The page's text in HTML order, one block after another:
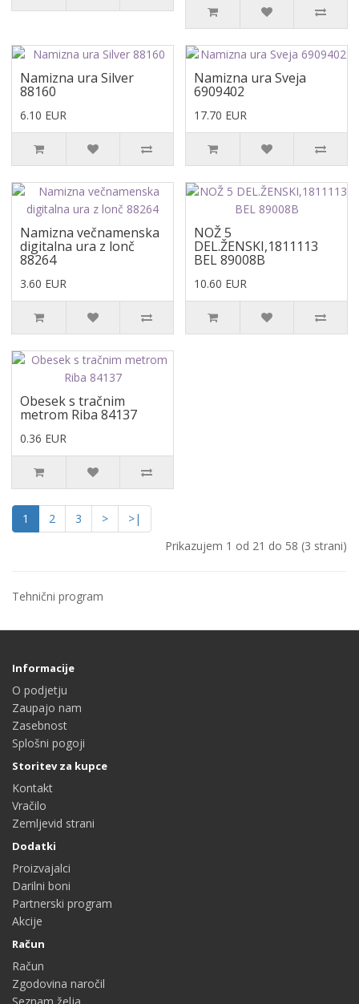
Namizna ura Silver
88160
6.10 EUR
Namizna ura Sveja
6909402
17.70 EUR
Namizna večnamenska
digitalna ura z lonč
88264
3.60 EUR
NOŽ 5
DEL.ŽENSKI,1811113
BEL 89008B
10.60 EUR
Obesek s tračnim
metrom Riba 84137
0.36 EUR
1 2 3 >
>|
Prikazujem 1 od 21 do 58 (3 strani)
Tehnični program
Informacije
O podjetju
Zaupajo nam
Zasebnost
Splošni pogoji
Storitev za kupce
Kontakt
Vračilo
Zemljevid strani
Dodatki
Proizvajalci
Darilni boni
Partnerski program
Akcije
Račun
Račun
Zgodovina naročil